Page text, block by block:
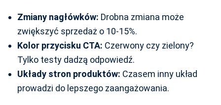
Zmiany nagłówków: Drobna zmiana może
zwiększyć sprzedaż o 10-15%.
Kolor przycisku CTA: Czerwony czy zielony?
Tylko testy dadzą odpowiedź.
Układy stron produktów: Czasem inny układ
prowadzi do lepszego zaangażowania.